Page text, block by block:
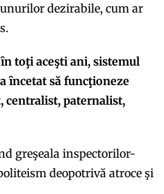
dezirabile, cum ar
toţi aceşti ani, sistemul
ȋncetat să funcţioneze
centralist, paternalist,
greşeala inspectorilor-
deopotrivă atroce şi